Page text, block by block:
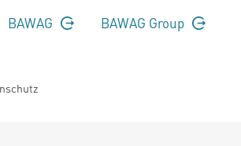
BAWAG BAWAG Group